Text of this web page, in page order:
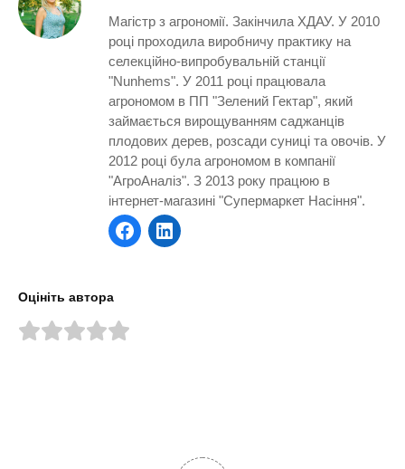
Магістр з агрономії. Закінчила ХДАУ. У 2010
році проходила виробничу практику на
селекційно-випробувальній станції
"Nunhems". У 2011 році працювала
агрономом в ПП "Зелений Гектар", який
займається вирощуванням саджанців
плодових дерев, розсади суниці та овочів. У
2012 році була агрономом в компанії
"АгроАналіз". З 2013 року працюю в
інтернет-магазині "Супермаркет Насіння".
Оцініть автора